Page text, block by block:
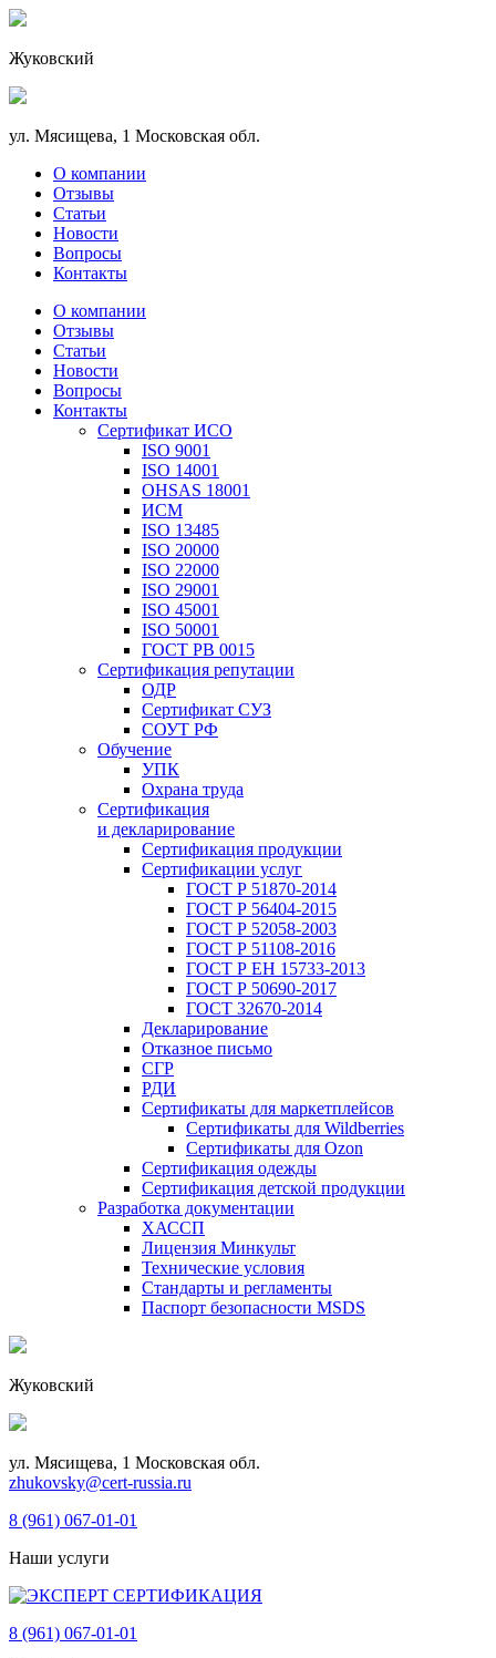
Жуковский
ул. Мясищева, 1 Московская обл.
О компании
Отзывы
Статьи
Новости
Вопросы
Контакты
О компании
Отзывы
Статьи
Новости
Вопросы
Контакты
Сертификат ИСО
ISO 9001
ISO 14001
OHSAS 18001
ИСМ
ISO 13485
ISO 20000
ISO 22000
ISO 29001
ISO 45001
ISO 50001
ГОСТ РВ 0015
Сертификация репутации
ОДР
Сертификат СУЗ
СОУТ РФ
Обучение
УПК
Охрана труда
Сертификация
и декларирование
Сертификация продукции
Сертификации услуг
ГОСТ Р 51870-2014
ГОСТ Р 56404-2015
ГОСТ Р 52058-2003
ГОСТ Р 51108-2016
ГОСТ Р ЕН 15733-2013
ГОСТ Р 50690-2017
ГОСТ 32670-2014
Декларирование
Отказное письмо
СГР
РДИ
Сертификаты для маркетплейсов
Сертификаты для Wildberries
Сертификаты для Ozon
Сертификация одежды
Сертификация детской продукции
Разработка документации
ХАССП
Лицензия Минкульт
Технические условия
Стандарты и регламенты
Паспорт безопасности MSDS
Жуковский
ул. Мясищева, 1 Московская обл.
zhukovsky@cert-russia.ru
8 (961) 067-01-01
Наши услуги
8 (961) 067-01-01